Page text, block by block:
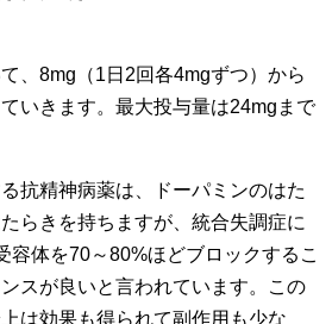
、8mg（1日2回各4mgずつ）から
いきます。最大投与量は24mgまで
抗精神病薬は、ドーパミンのはた
らきを持ちますが、統合失調症に
容体を70～80%ほどブロックするこ
スが良いと言われています。この
は効果も得られて副作用も少な